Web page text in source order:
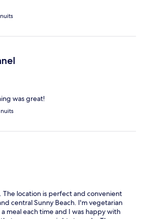
was great!
The location is perfect and convenient
central Sunny Beach. I'm vegetarian
meal each time and I was happy with